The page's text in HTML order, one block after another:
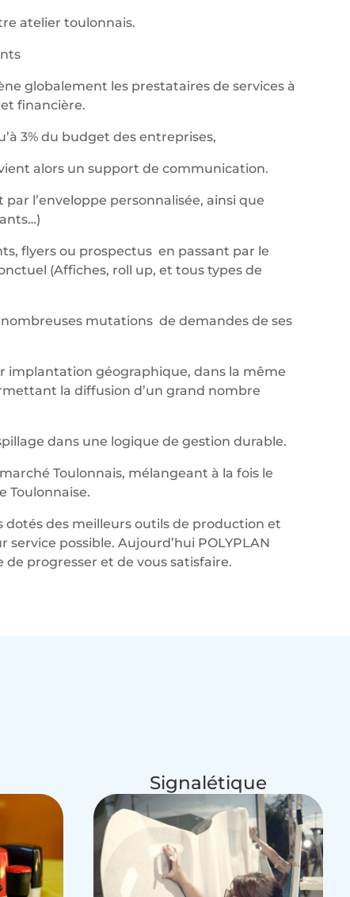
atelier toulonnais.
globalement les prestataires de services à
financière.
3% du budget des entreprises,
alors un support de communication.
l’enveloppe personnalisée, ainsi que
flyers ou prospectus en passant par le
(Affiches, roll up, et tous types de
mutations de demandes de ses
implantation géographique, dans la même
la diffusion d’un grand nombre
dans une logique de gestion durable.
Toulonnais, mélangeant à la fois le
Toulonnaise.
dotés des meilleurs outils de production et
possible. Aujourd’hui POLYPLAN
progresser et de vous satisfaire.
Signalétique